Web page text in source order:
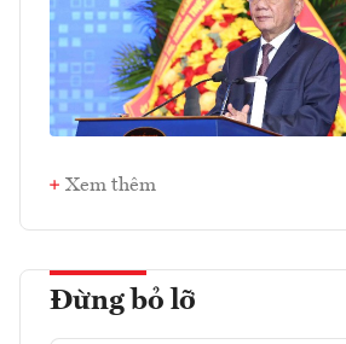
Xem thêm
Đừng bỏ lỡ